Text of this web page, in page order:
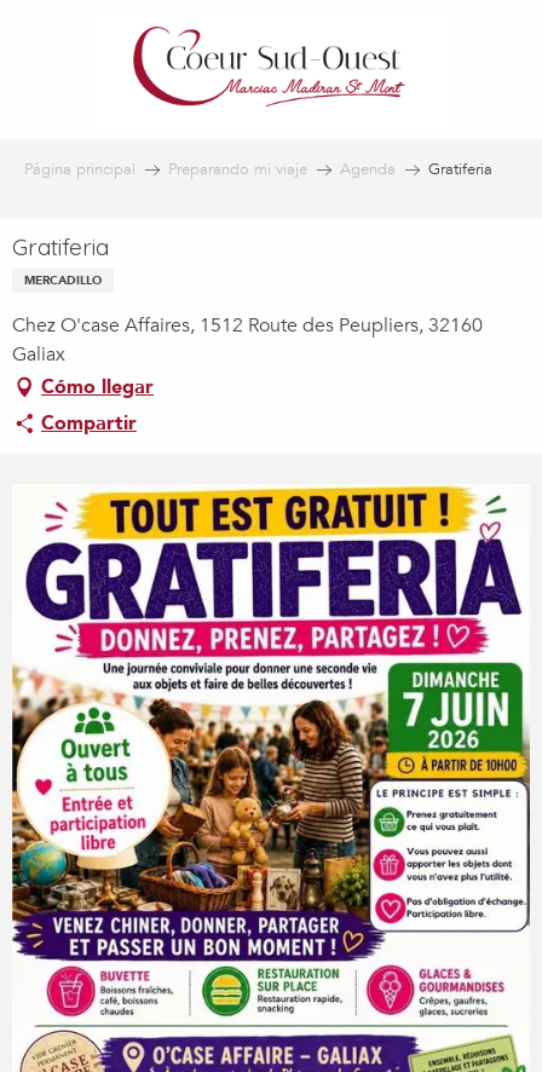
Página principal Preparando mi viaje Agenda Gratiferia
Gratiferia
MERCADILLO
Chez O'case Affaires, 1512 Route des Peupliers, 32160
Galiax
Cómo llegar
Compartir